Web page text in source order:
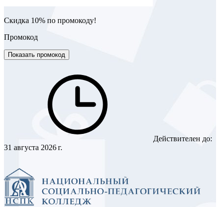
Скидка 10% по промокоду!
Промокод
Показать промокод
Действителен до:
31 августа 2026 г.